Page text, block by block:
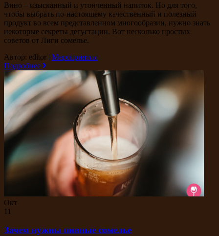
Вино – изысканный и утонченный напиток. Но для того,
чтобы выбрать по-настоящему качественный и полезный
продукт во всем представленном многообразии, нужно знать
некоторые секреты дегустации. Вот несколько простых
советов от Лиги сомелье.
Автор: editor | Мероприятия
Подробнее
Окт
11
Зачем нужны пивные сомелье